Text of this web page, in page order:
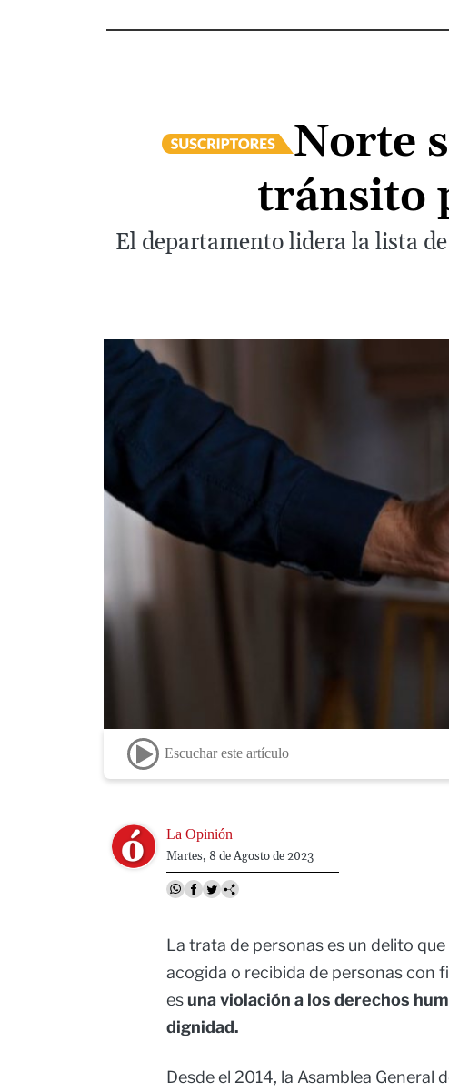
Norte
tránsito
El departamento lidera la lista
Escuchar este artículo
Image La Opinión
Martes, 8 de Agosto de 2023
La trata de personas es un delito
acogida o recibida de personas con
es una violación a los derechos
dignidad.
Desde el 2014, la Asamblea General